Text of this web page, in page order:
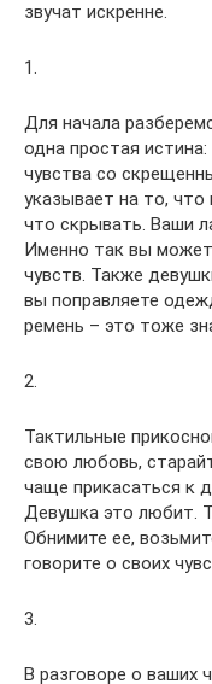
звучат искренне.
1.
Для начала
одна простая
чувства со
указывает на то,
что скрывать. Ваши
Именно так вы
чувств. Также
вы поправляете
ремень – это тоже
2.
Тактильные
свою любовь,
чаще прикасаться к
Девушка это любит.
Обнимите ее,
говорите о своих
3.
В разговоре о ваших